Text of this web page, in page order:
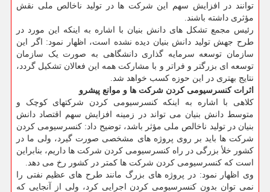
‎توانند در افزایش سهم این شرکت ها در تولید ناخالص ملی نقش
مؤثری داشته باشند.
رئیس مجمع تشکل های دانش بنیان با اشاره به اینکه این مورد در
طرح جهش تولید دانش بنیان دیده نشده است، اظهار نمود: اگر این
سازمان توسعه سرمایه گذاری دانشگاهی به صورت یک سازمان
توسعه ای بزرگتر و فراتر و با مشارکت همه این فعالان تشکیل گردد،
نتایج بهتری در این حوزه کسب خواهد شد.
اثرات کنسرسیومی کردن شرکت ها و موانع پیشرو
کلاهی با اشاره به اینکه کنسرسیومی کردن شرکتهای کوچک و
متوسط دانش بنیان می تواند در زمینه افزایش سهم اقتصاد دانش
بنیان در تولید ناخالص ملی مؤثر باشد، توضیح داد: کنسرسیومی کردن
شرکت ها باید بر روی پروژه های مشخصی صورت گیرد، ولی ما در
کشور خلأ بزرگی در راه کنسرسیومی کردن شرکت ها داریم، بنابراین
است که کنسرسیومی کردن شرکت ها کمتر در کشور رخ می دهد.
وی اظهار نمود: در پروژه های بزرگ مانند طرح های عظیم نفتی را
نمی توان بدون کنسرسیومی کردن اجرایی کرد، ولی از آنجایی که